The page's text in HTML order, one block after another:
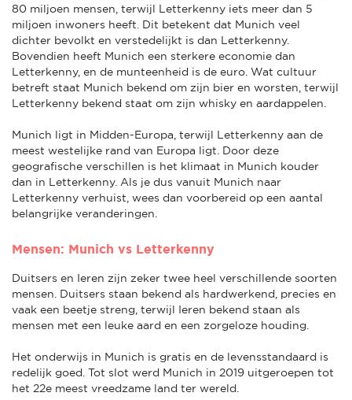
80 miljoen mensen, terwijl Letterkenny iets meer dan 5
miljoen inwoners heeft. Dit betekent dat Munich veel
dichter bevolkt en verstedelijkt is dan Letterkenny.
Bovendien heeft Munich een sterkere economie dan
Letterkenny, en de munteenheid is de euro. Wat cultuur
betreft staat Munich bekend om zijn bier en worsten, terwijl
Letterkenny bekend staat om zijn whisky en aardappelen.
Munich ligt in Midden-Europa, terwijl Letterkenny aan de
meest westelijke rand van Europa ligt. Door deze
geografische verschillen is het klimaat in Munich kouder
dan in Letterkenny. Als je dus vanuit Munich naar
Letterkenny verhuist, wees dan voorbereid op een aantal
belangrijke veranderingen.
Mensen: Munich vs Letterkenny
Duitsers en Ieren zijn zeker twee heel verschillende soorten
mensen. Duitsers staan bekend als hardwerkend, precies en
vaak een beetje streng, terwijl Ieren bekend staan als
mensen met een leuke aard en een zorgeloze houding.
Het onderwijs in Munich is gratis en de levensstandaard is
redelijk goed. Tot slot werd Munich in 2019 uitgeroepen tot
het 22e meest vreedzame land ter wereld.